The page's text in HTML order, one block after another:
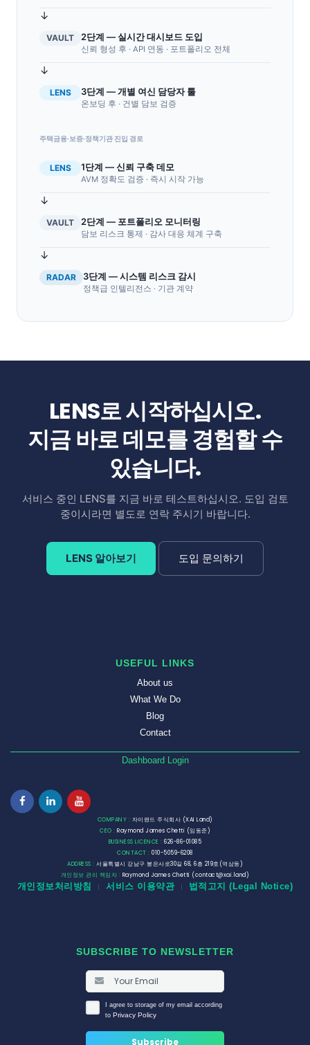
↓
VAULT 2단계 — 실시간 대시보드 도입
신뢰 형성 후 · API 연동 · 포트폴리오 전체
↓
LENS 3단계 — 개별 여신 담당자 툴
온보딩 후 · 건별 담보 검증
주택금융·보증·정책기관 진입 경로
LENS 1단계 — 신뢰 구축 데모
AVM 정확도 검증 · 즉시 시작 가능
↓
VAULT 2단계 — 포트폴리오 모니터링
담보 리스크 통제 · 감사 대응 체계 구축
↓
RADAR 3단계 — 시스템 리스크 감시
정책급 인텔리전스 · 기관 계약
LENS로 시작하십시오.
지금 바로 데모를 경험할 수
있습니다.
서비스 중인 LENS를 지금 바로 테스트하십시오. 도입 검토
중이시라면 별도로 연락 주시기 바랍니다.
LENS 알아보기 도입 문의하기
USEFUL LINKS
About us
What We Do
Blog
Contact
Dashboard Login
COMPANY : 자이랜드 주식회사 (XAI Land)
CEO : Raymond James Chetti (임동준)
BUSINESS LICENCE : 626-86-01085
CONTACT : 010-5059-6208
ADDRESS : 서울특별시 강남구 봉은사로30길 68, 6층 219호(역삼동)
개인정보 관리 책임자 : Raymond James Chetti (contact@xai.land)
개인정보처리방침 서비스 이용약관 법적고지 (Legal Notice)
SUBSCRIBE TO NEWSLETTER
I agree to storage of my email according
to Privacy Policy